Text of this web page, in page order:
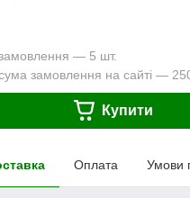
— 5 шт.
замовлення на сайті —
Купити
Оплата Умови